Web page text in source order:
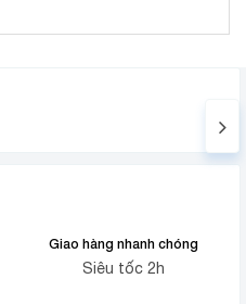
Giao hàng nhanh chóng
Siêu tốc 2h